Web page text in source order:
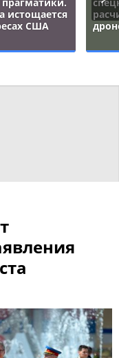
истощается
США